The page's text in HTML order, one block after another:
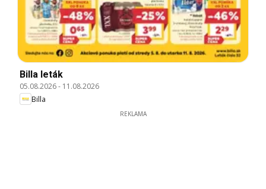
Billa leták
05.08.2026- 11.08.2026
Billa
REKLAMA